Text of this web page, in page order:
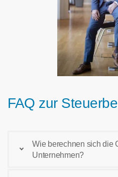
FAQ zur
Wie berechnen sich die
Unternehmen?